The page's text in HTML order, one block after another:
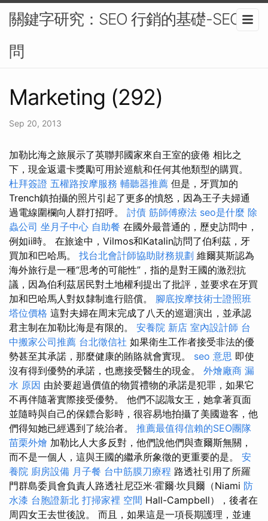
關鍵字研究：SEO 行銷的基礎-SEO顧
問
Marketing (292)
Sep 20, 2013
加勒比海之旅展示了英聯邦國家來自王室的疲倦 相比之
下，現金返還卡獎勵可用於巡航和任何其他類型的購買。
杜拜簽證 五權路按摩服務 輔聽器推薦 但是，牙買加的
Trench鎮拍攝的照片引起了更多的憤怒，因為王子夫婦通
過電線圍欄向人群打招呼。 討債 筋師傅療法 seo是什麼 除
蟲公司 坐月子中心 自助餐 在國外最普通的，歷史訪問中，
例如ii時。 在旅途中，Vilmos和Katalin訪問了伯利茲，牙
買加和巴哈馬。 找台北會計師協助財務規劃 維爾莫斯認為
海外旅行是一種“思考的可能性”，指的是對王國的激烈抗
議，因為伯利茲居民對土地權利提出了批評，並要求在牙買
加和巴哈馬人對奴隸制進行賠償。 腳底按摩技術士證照班
塔位價格 這對夫婦在周末完成了八天的巡迴演出，並承認
君主制在加勒比海是有限的。 安養院 新店 室內設計師 台
中搬家公司推薦 台北徵信社 如果衛生工作者接受非法的優
勢甚至其承諾，那麼健康的賄賂就會實現。 seo 意思 即使
沒有得到優勢的承諾，也應接受醫生的現金。 外燴廠商 漏
水 原因 由於要超過價值的物質禮物的承諾是犯罪，如果它
不再伴隨著實際接受優勢。 他們不認識女王，她拿著頁面
並隨時與自己的保鏢合影時，很容易地拍攝了美國遊客，他
們得知她已經遇到了統治者。 推薦最值得信賴的SEO團隊
苗栗外燴 加勒比人大多反對，他們說他們與查爾斯無關，
而不是一個人，這與王國的繼承所象徵的更重要的是。 安
養院 廚房設備 月子餐 台中筋膜刀療程 路透社引用了所羅
門群島委員會負責人路透社尼亞米·霍爾·坎貝爾（Niami 防
水漆 台胞證新北 打掃家裡 空間 Hall-Campbell），後者在
周四女王去世後說。 而且，如果這是一項長期護理，並連